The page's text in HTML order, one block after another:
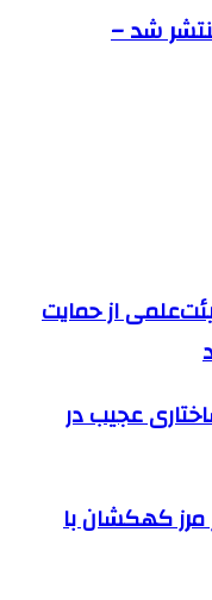
نگارش ۷.۰ منتشر شد –
از حمایت
عجیب در
کهکشان با